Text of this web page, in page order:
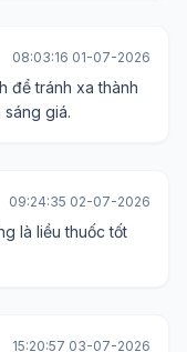
08:03:16 01-07-2026
để tránh xa thành
giá.
09:24:35 02-07-2026
là liều thuốc tốt
15:20:57 03-07-2026